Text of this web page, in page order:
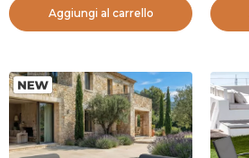
Aggiungi al carrello